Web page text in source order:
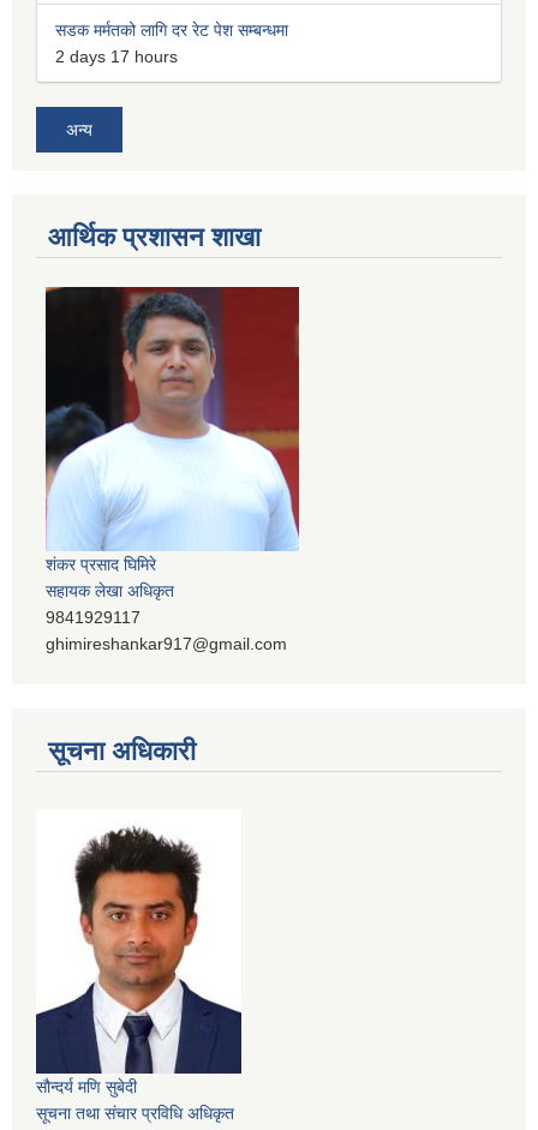
सडक मर्मतको लागि दर रेट पेश सम्बन्धमा
2 days 17 hours
अन्य
आर्थिक प्रशासन शाखा
शंकर प्रसाद घिमिरे
सहायक लेखा अधिकृत
9841929117
ghimireshankar917@gmail.com
सूचना अधिकारी
सौन्दर्य मणि सुबेदी
सूचना तथा संचार प्रविधि अधिकृत